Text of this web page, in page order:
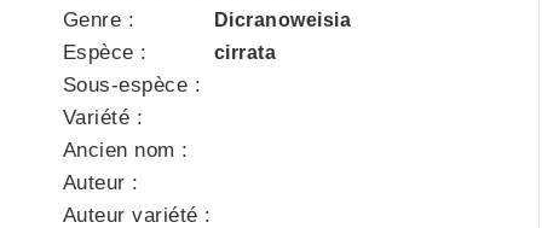
Genre : Dicranoweisia
Espèce : cirrata
Sous-espèce :
Variété :
Ancien nom :
Auteur :
Auteur variété :